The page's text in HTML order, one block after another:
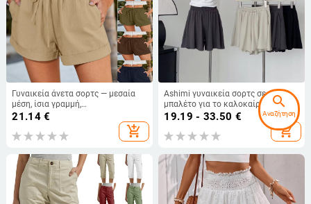
Γυναικεία άνετα σορτς — μεσαία
μέση, ίσια γραμμή,
μικροελαστικότητα, μίξη
πολυεστερ-ελαστάνης, μεσαίο
πάχος, άνοιξη 2023
21.14€
add_shopping_cart
Ashimi γυναικεία σορτς σε στυλ
μπαλέτο για το καλοκαίρι,
ελαστική μέση, άνετη γραμμή,
υψηλή μέση, αθλητική εφαρμογή
με φαρδιά παντελόνι-φούστα
19.19 - 33.50 €
add_shopping_cart
search
Αναζήτηση